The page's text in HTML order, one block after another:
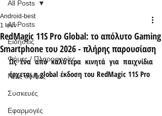
All Posts
Ειδήσεις
Φήμες / Πληροφορίες
Νέες αφίξεις
Συσκευές
Εφαρμογές
All Posts
RedMagic 11S Pro Global: το απόλυτο Gaming
Smartphone του 2026 - πλήρης παρουσίαση
Android-best
1 Ιουν
Ως ένα από καλύτερα κινητά για παιχνίδια
έρχεται η global έκδοση του RedMagic 11S Pro